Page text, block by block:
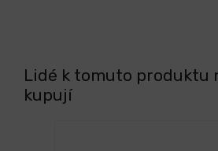
Lidé k tomuto produktu
kupují